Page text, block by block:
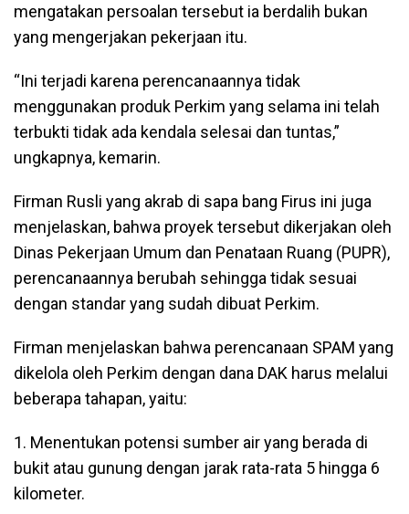
mengatakan persoalan tersebut ia berdalih bukan
yang mengerjakan pekerjaan itu.
“Ini terjadi karena perencanaannya tidak
menggunakan produk Perkim yang selama ini telah
terbukti tidak ada kendala selesai dan tuntas,”
ungkapnya, kemarin.
Firman Rusli yang akrab di sapa bang Firus ini juga
menjelaskan, bahwa proyek tersebut dikerjakan oleh
Dinas Pekerjaan Umum dan Penataan Ruang (PUPR),
perencanaannya berubah sehingga tidak sesuai
dengan standar yang sudah dibuat Perkim.
Firman menjelaskan bahwa perencanaan SPAM yang
dikelola oleh Perkim dengan dana DAK harus melalui
beberapa tahapan, yaitu:
1. Menentukan potensi sumber air yang berada di
bukit atau gunung dengan jarak rata-rata 5 hingga 6
kilometer.